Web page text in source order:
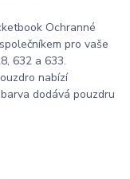
Ochranné
pro vaše
632 a 633.
nabízí
dodává pouzdru